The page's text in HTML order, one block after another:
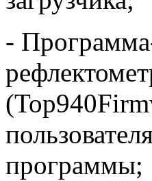
-
программы;